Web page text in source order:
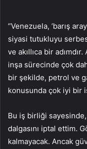
“Venezuela, ‘barış
siyasi tutukluyu
ve akıllıca bir
inşa sürecinde çok
bir şekilde, petrol ve
konusunda çok iyi bir
Bu iş birliği
dalgasını iptal ettim.
kalmayacak. Ancak